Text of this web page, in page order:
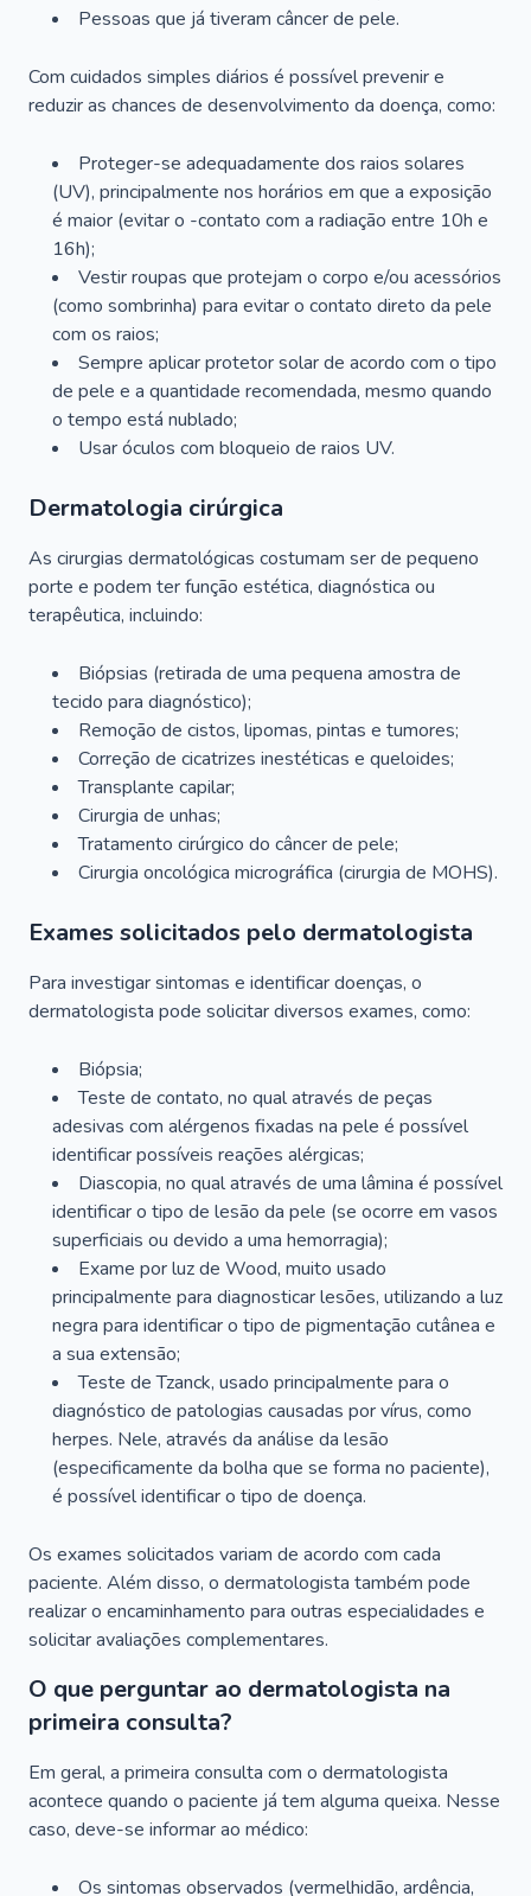
Pessoas que já tiveram câncer de pele.
Com cuidados simples diários é possível prevenir e
reduzir as chances de desenvolvimento da doença, como:
Proteger-se adequadamente dos raios solares
(UV), principalmente nos horários em que a exposição
é maior (evitar o -contato com a radiação entre 10h e
16h);
Vestir roupas que protejam o corpo e/ou acessórios
(como sombrinha) para evitar o contato direto da pele
com os raios;
Sempre aplicar protetor solar de acordo com o tipo
de pele e a quantidade recomendada, mesmo quando
o tempo está nublado;
Usar óculos com bloqueio de raios UV.
Dermatologia cirúrgica
As cirurgias dermatológicas costumam ser de pequeno
porte e podem ter função estética, diagnóstica ou
terapêutica, incluindo:
Biópsias (retirada de uma pequena amostra de
tecido para diagnóstico);
Remoção de cistos, lipomas, pintas e tumores;
Correção de cicatrizes inestéticas e queloides;
Transplante capilar;
Cirurgia de unhas;
Tratamento cirúrgico do câncer de pele;
Cirurgia oncológica micrográfica (cirurgia de MOHS).
Exames solicitados pelo dermatologista
Para investigar sintomas e identificar doenças, o
dermatologista pode solicitar diversos exames, como:
Biópsia;
Teste de contato, no qual através de peças
adesivas com alérgenos fixadas na pele é possível
identificar possíveis reações alérgicas;
Diascopia, no qual através de uma lâmina é possível
identificar o tipo de lesão da pele (se ocorre em vasos
superficiais ou devido a uma hemorragia);
Exame por luz de Wood, muito usado
principalmente para diagnosticar lesões, utilizando a luz
negra para identificar o tipo de pigmentação cutânea e
a sua extensão;
Teste de Tzanck, usado principalmente para o
diagnóstico de patologias causadas por vírus, como
herpes. Nele, através da análise da lesão
(especificamente da bolha que se forma no paciente),
é possível identificar o tipo de doença.
Os exames solicitados variam de acordo com cada
paciente. Além disso, o dermatologista também pode
realizar o encaminhamento para outras especialidades e
solicitar avaliações complementares.
O que perguntar ao dermatologista na
primeira consulta?
Em geral, a primeira consulta com o dermatologista
acontece quando o paciente já tem alguma queixa. Nesse
caso, deve-se informar ao médico:
Os sintomas observados (vermelhidão, ardência,